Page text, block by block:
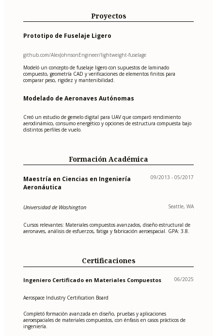
Proyectos
Prototipo de Fuselaje Ligero
github.com/AlexJohnsonEngineer/lightweight-fuselage
Modeló un concepto de fuselaje ligero con supuestos de laminado
compuesto, geometría CAD y verificaciones de elementos finitos para
comparar peso, rigidez y mantenibilidad.
Modelado de Aeronaves Autónomas
Creó un estudio de gemelo digital para UAV que comparó rendimiento
aerodinámico, consumo energético y opciones de estructura compuesta bajo
distintos perfiles de vuelo.
Formación Académica
Maestría en Ciencias en Ingeniería
Aeronáutica
09/2013 - 05/2017
Universidad de Washington Seattle, WA
Cursos relevantes: Materiales compuestos avanzados, diseño estructural de
aeronaves, análisis de esfuerzos, fatiga y fabricación aeroespacial. GPA: 3.8.
Certificaciones
Ingeniero Certificado en Materiales Compuestos 06/2025
Aerospace Industry Certification Board
Completó formación avanzada en diseño, pruebas y aplicaciones
aeroespaciales de materiales compuestos, con énfasis en casos prácticos de
ingeniería.